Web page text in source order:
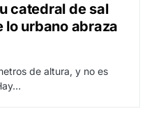
catedral de sal
lo urbano abraza
de altura, y no es